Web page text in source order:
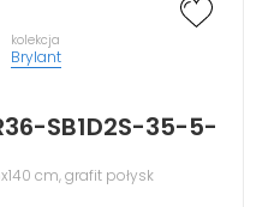
kolekcja
Brylant
SB1D2S-35-5-
cm, grafit połysk